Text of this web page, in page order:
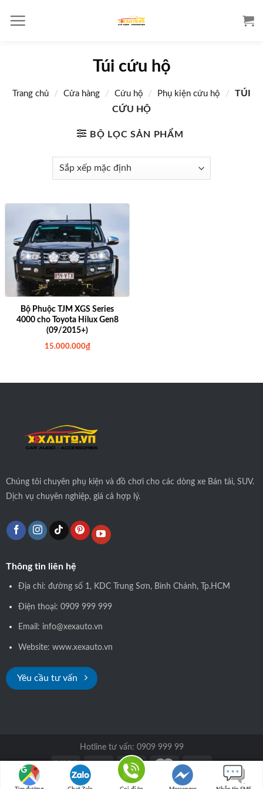
Túi cứu hộ
Trang chủ / Cửa hàng / Cứu hộ / Phụ kiện cứu hộ /
TÚI
CỨU HỘ
BỘ LỌC SẢN PHẨM
Bộ Phuộc TJM XGS Series
4000 cho Toyota Hilux Gen8
(09/2015+)
15.000.000₫
Chúng tôichuyên phụ kiện và đồ chơi cho các dòng xe Bán tải, SUV.
Dịch vụ chuyên nghiệp, giá cả hợp lý.
Thông tin liên hệ
Địa chỉ: đường số 1, KDC Trung Sơn, Bình Chánh, Tp.HCM
Điện thoại: 0909 999 999
Email: info@xexauto.vn
Website: www.xexauto.vn
Yêu cầu tư vấn
Hotline tư vấn: 0909 999 99
Copyright 2026 © xexauto.vn